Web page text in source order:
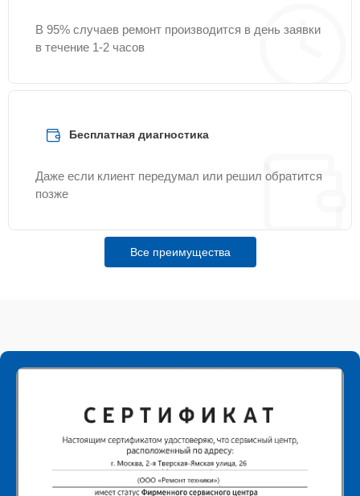
В 95% случаев ремонт производится в день заявки
в течение 1-2 часов
Бесплатная диагностика
Даже если клиент передумал или решил обратится
позже
Все преимущества